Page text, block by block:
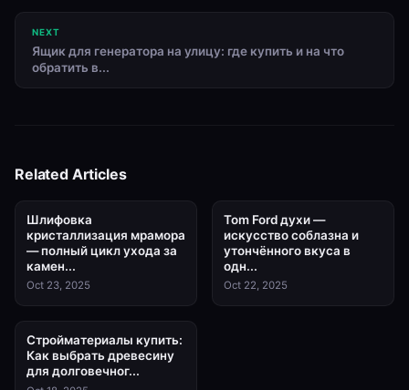
NEXT
Ящик для генератора на улицу: где купить и на что
обратить в...
Related Articles
Шлифовка
кристаллизация мрамора
— полный цикл ухода за
камен...
Oct 23, 2025
Tom Ford духи —
искусство соблазна и
утончённого вкуса в
одн...
Oct 22, 2025
Стройматериалы купить:
Как выбрать древесину
для долговечног...